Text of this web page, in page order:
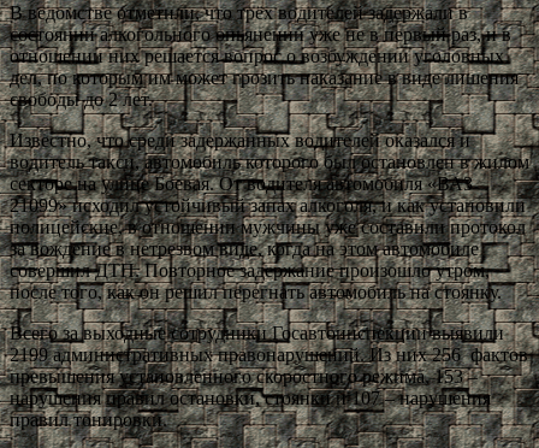
В ведомстве отметили, что трёх водителей задержали в
состоянии алкогольного опьянении уже не в первый раз, и в
отношении них решается вопрос о возбуждении уголовных
дел, по которым им может грозить наказание в виде лишения
свободы до 2 лет.
Известно, что среди задержанных водителей оказался и
водитель такси, автомобиль которого был остановлен в жилом
секторе на улице Боевая. От водителя автомобиля «ВАЗ
21099» исходил устойчивый запах алкоголя, и как установили
полицейские, в отношении мужчины уже составили протокол
за вождение в нетрезвом виде, когда на этом автомобиле
совершил ДТП. Повторное задержание произошло утром,
после того, как он решил перегнать автомобиль на стоянку.
Всего за выходные сотрудники Госавтоинспекции выявили
2199 административных правонарушений. Из них 256 фактов
превышения установленного скоростного режима, 153 –
нарушения правил остановки, стоянки и 107 – нарушения
правил тонировки.